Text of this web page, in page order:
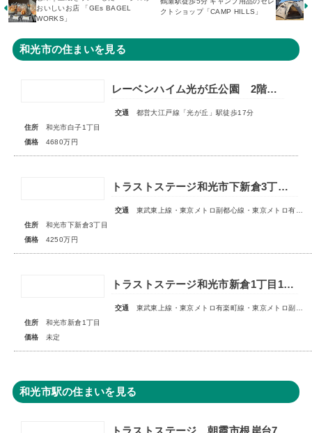
おいしいお店 「GEs BAGEL
WORKS」
クトショップ「CAMP HILLS」
和光市の住まいを見る
レーベンハイム光が丘公園 2階部分
交通
都営大江戸線「光が丘」駅徒歩17分
住所
和光市白子1丁目
価格
4680万円
トラストステージ和光市下新倉3丁目16期◇限定1区画◇
交通
東武東上線・東京メトロ副都心線・東京メトロ有楽町線「和光市」駅 徒歩19分
住所
和光市下新倉3丁目
価格
4250万円
トラストステージ和光市新倉1丁目18期 全6区画■第1期分譲 販売予告■
交通
東武東上線・東京メトロ有楽町線・東京メトロ副都心線「和光市」駅 徒歩14～15分
住所
和光市新倉1丁目
価格
未定
和光市駅の住まいを見る